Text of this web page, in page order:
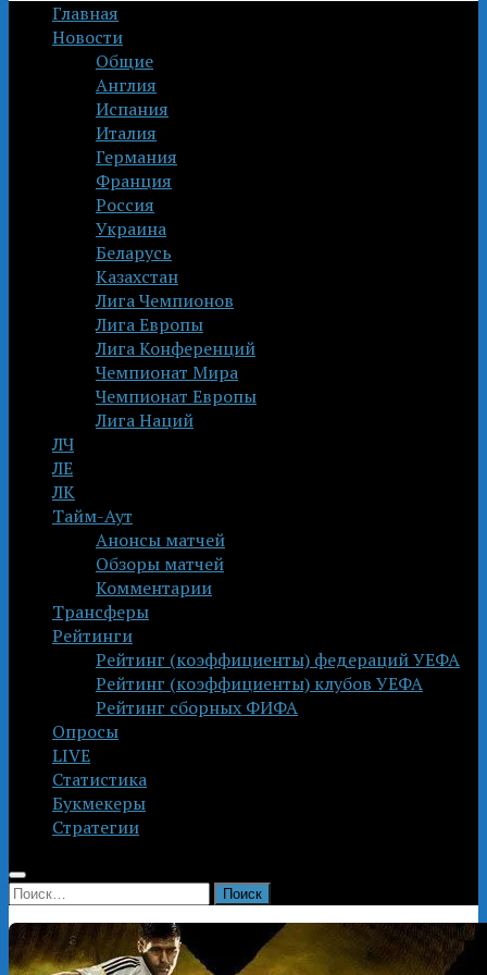
Главная
Новости
Общие
Англия
Испания
Италия
Германия
Франция
Россия
Украина
Беларусь
Казахстан
Лига Чемпионов
Лига Европы
Лига Конференций
Чемпионат Мира
Чемпионат Европы
Лига Наций
ЛЧ
ЛЕ
ЛК
Тайм-Аут
Анонсы матчей
Обзоры матчей
Комментарии
Трансферы
Рейтинги
Рейтинг (коэффициенты) федераций УЕФА
Рейтинг (коэффициенты) клубов УЕФА
Рейтинг сборных ФИФА
Опросы
LIVE
Статистика
Букмекеры
Стратегии
Найти: